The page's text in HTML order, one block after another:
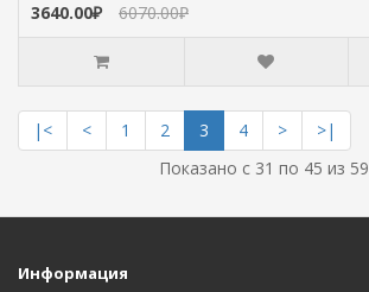
3640.00₽ 6070.00₽
|< < 1 2 3 4 >
>|
Показано с 31 по 45 из
Информация